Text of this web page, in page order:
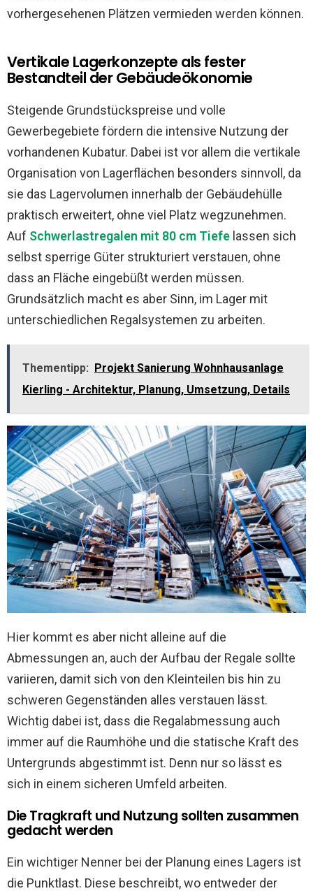
vorhergesehenen Plätzen vermieden werden können.
Vertikale Lagerkonzepte als fester
Bestandteil der Gebäudeökonomie
Steigende Grundstückspreise und volle
Gewerbegebiete fördern die intensive Nutzung der
vorhandenen Kubatur. Dabei ist vor allem die vertikale
Organisation von Lagerflächen besonders sinnvoll, da
sie das Lagervolumen innerhalb der Gebäudehülle
praktisch erweitert, ohne viel Platz wegzunehmen.
Auf Schwerlastregalen mit 80 cm Tiefe lassen sich
selbst sperrige Güter strukturiert verstauen, ohne
dass an Fläche eingebüßt werden müssen.
Grundsätzlich macht es aber Sinn, im Lager mit
unterschiedlichen Regalsystemen zu arbeiten.
Thementipp: Projekt Sanierung Wohnhausanlage
Kierling - Architektur, Planung, Umsetzung, Details
Hier kommt es aber nicht alleine auf die
Abmessungen an, auch der Aufbau der Regale sollte
variieren, damit sich von den Kleinteilen bis hin zu
schweren Gegenständen alles verstauen lässt.
Wichtig dabei ist, dass die Regalabmessung auch
immer auf die Raumhöhe und die statische Kraft des
Untergrunds abgestimmt ist. Denn nur so lässt es
sich in einem sicheren Umfeld arbeiten.
Die Tragkraft und Nutzung sollten zusammen
gedacht werden
Ein wichtiger Nenner bei der Planung eines Lagers ist
die Punktlast. Diese beschreibt, wo entweder der